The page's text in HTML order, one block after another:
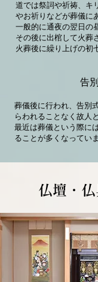
道では祭詞や祈祷、キ
やお祈りなどが葬儀に
一般的に通夜の翌日の
その後に出棺して火葬
火葬後に繰り上げの初
告
葬儀後に行われ、告別
らわれることなく故人
最近は葬儀という際に
ることが多くなっていま
仏壇・